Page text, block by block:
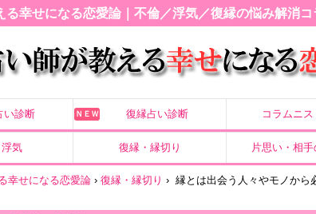
る幸せになる恋愛論｜不倫／浮気／復縁の悩み解消コ
い診断 ＮＥＷ 復縁占い診断 コラムニ
気 復縁・縁切り 片思い・相
幸せになる恋愛論 ›復縁・縁切り › 縁とは出会う人々やモノから